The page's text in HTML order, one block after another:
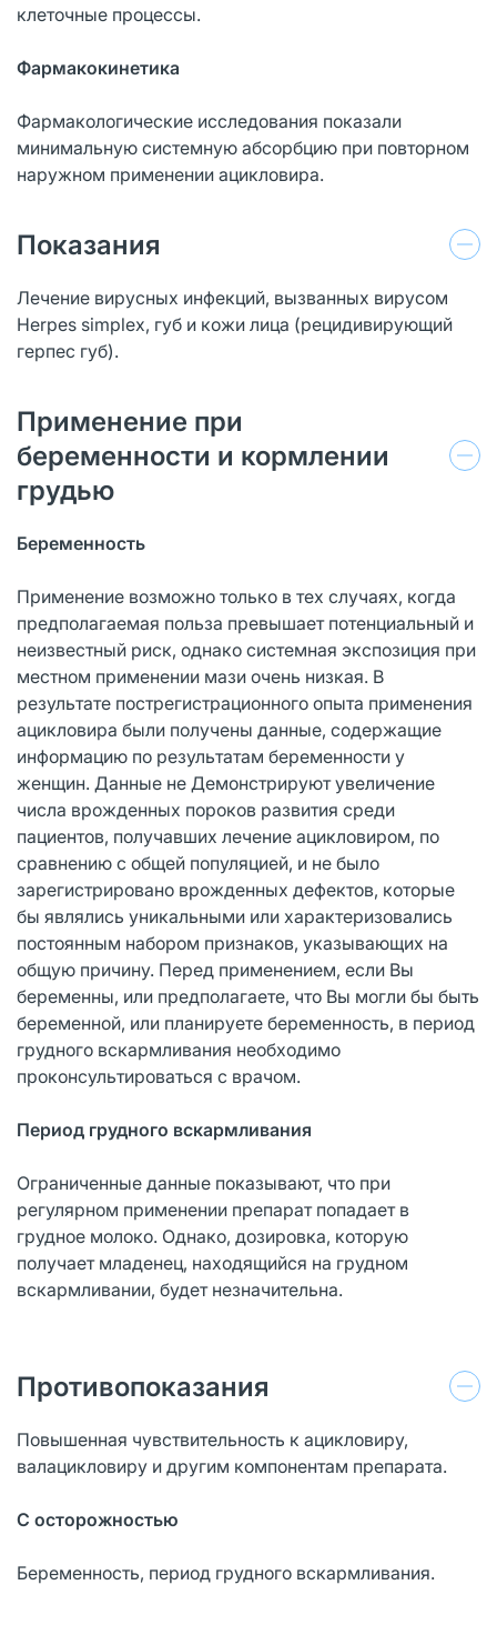
клеточные процессы.
Фармакокинетика
Фармакологические исследования показали
минимальную системную абсорбцию при повторном
наружном применении ацикловира.
Показания
Лечение вирусных инфекций, вызванных вирусом
Herpes simplex, губ и кожи лица (рецидивирующий
герпес губ).
Применение при
беременности и кормлении
грудью
Беременность
Применение возможно только в тех случаях, когда
предполагаемая польза превышает потенциальный и
неизвестный риск, однако системная экспозиция при
местном применении мази очень низкая. В
результате пострегистрационного опыта применения
ацикловира были получены данные, содержащие
информацию по результатам беременности у
женщин. Данные не Демонстрируют увеличение
числа врожденных пороков развития среди
пациентов, получавших лечение ацикловиром, по
сравнению с общей популяцией, и не было
зарегистрировано врожденных дефектов, которые
бы являлись уникальными или характеризовались
постоянным набором признаков, указывающих на
общую причину. Перед применением, если Вы
беременны, или предполагаете, что Вы могли бы быть
беременной, или планируете беременность, в период
грудного вскармливания необходимо
проконсультироваться с врачом.
Период грудного вскармливания
Ограниченные данные показывают, что при
регулярном применении препарат попадает в
грудное молоко. Однако, дозировка, которую
получает младенец, находящийся на грудном
вскармливании, будет незначительна.
Противопоказания
Повышенная чувствительность к ацикловиру,
валацикловиру и другим компонентам препарата.
С осторожностью
Беременность, период грудного вскармливания.